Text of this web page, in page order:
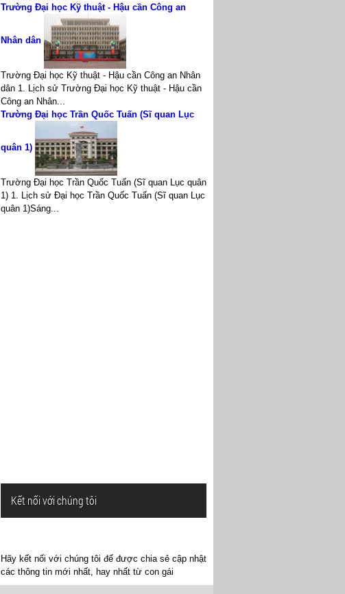
Trường Đại học Kỹ thuật - Hậu cần Công an
Nhân dân
Trường Đại học Kỹ thuật - Hậu cần Công an Nhân
dân 1. Lịch sử Trường Đại học Kỹ thuật - Hậu cần
Công an Nhân...
Trường Đại học Trần Quốc Tuấn (Sĩ quan Lục
quân 1)
Trường Đại học Trần Quốc Tuấn (Sĩ quan Lục quân
1) 1. Lịch sử Đại học Trần Quốc Tuấn (Sĩ quan Lục
quân 1)Sáng...
Kết nối với chúng tôi
Hãy kết nối với chúng tôi để được chia sẻ cập nhật
các thông tin mới nhất, hay nhất từ con gái